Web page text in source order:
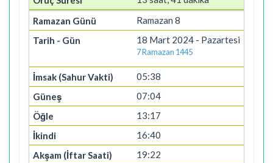
Ramazan 8
18 Mart 2024 - Pazartesi
7 Ramazan 1445
05:38
07:04
13:17
16:40
19:22